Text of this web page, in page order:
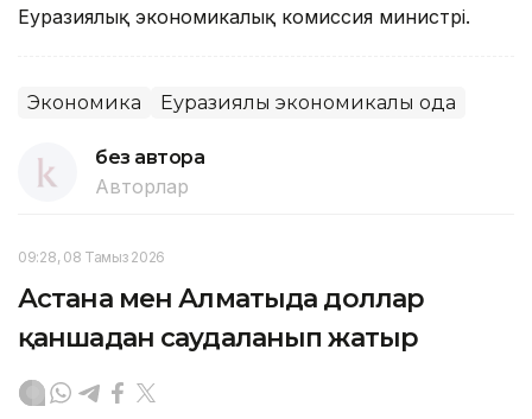
Еуразиялық экономикалық комиссия министрі.
Экономика Еуразиялық экономикалық одақ
без автора
Авторлар
09:28, 08 Тамыз 2026
Астана мен Алматыда доллар
қаншадан саудаланып жатыр